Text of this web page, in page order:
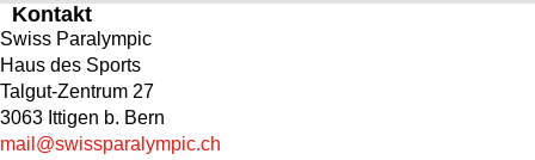
Kontakt
Swiss Paralympic
Haus des Sports
Talgut-Zentrum 27
3063 Ittigen b. Bern
mail@swissparalympic.ch